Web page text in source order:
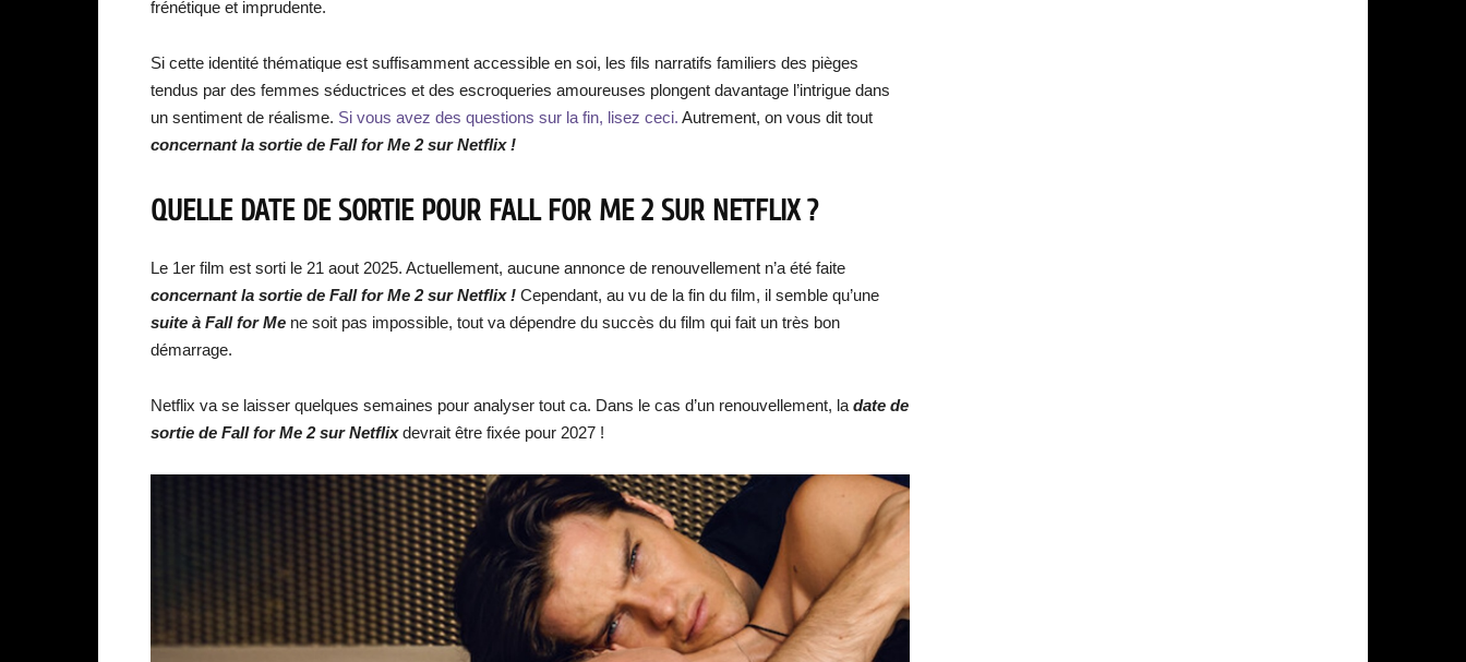
frénétique et imprudente.
Si cette identité thématique est suffisamment accessible en soi, les fils narratifs familiers des pièges
tendus par des femmes séductrices et des escroqueries amoureuses plongent davantage l’intrigue dans
un sentiment de réalisme. Si vous avez des questions sur la fin, lisez ceci. Autrement, on vous dit tout
concernant la sortie de Fall for Me 2 sur Netflix !
QUELLE DATE DE SORTIE POUR FALL FOR ME 2 SUR NETFLIX ?
Le 1er film est sorti le 21 aout 2025. Actuellement, aucune annonce de renouvellement n’a été faite
concernant la sortie de Fall for Me 2 sur Netflix ! Cependant, au vu de la fin du film, il semble qu’une
suite à Fall for Me ne soit pas impossible, tout va dépendre du succès du film qui fait un très bon
démarrage.
Netflix va se laisser quelques semaines pour analyser tout ca. Dans le cas d’un renouvellement, la date de
sortie de Fall for Me 2 sur Netflixdevrait être fixée pour 2027 !